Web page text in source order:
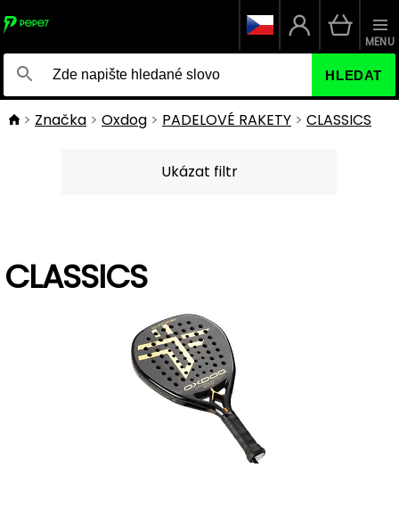
HLEDAT
MENU
Značka Oxdog PADELOVÉ RAKETY CLASSICS
Ukázat filtr
CLASSICS